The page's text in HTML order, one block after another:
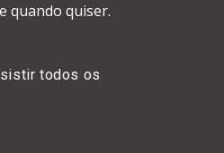
quando quiser.
todos os